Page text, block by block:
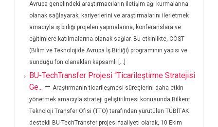
Avrupa genelindeki araştırmacıların iletişim ağı kurmalarına
olanak sağlayarak, kariyerlerini ve araştırmalarını ilerletmek
amacıyla iş birliği projeleri yapmalarına, konferanslara ve
eğitimlere katılmalarına olanak sağlar. Bu etkinlikte, COST
(Bilim ve Teknolojide Avrupa İş Birliği) programının yapısı ve
sunduğu fon olanakları kapsamlı [...]
BU-TechTransfer Projesi “Ticarileştirme Stratejisi
Ge... — Araştırmanın ticarileşmesi süreçlerini daha etkin
yönetmek amacıyla strateji geliştirilmesi konusunda Bilkent
Teknoloji Transfer Ofisi (TTO) tarafından yürütülen TÜBİTAK
destekli BU-TechTransfer projesi faaliyeti olarak, 10 Ekim